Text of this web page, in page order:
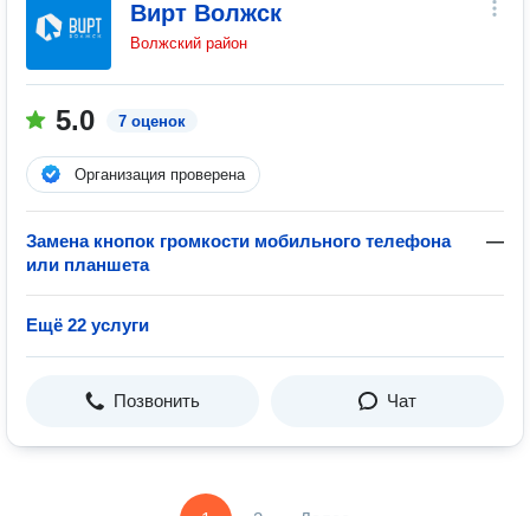
Вирт Волжск
Волжский район
5.0 7 оценок
Организация проверена
Замена кнопок громкости мобильного телефона
или планшета
—
Ещё 22 услуги
Позвонить Чат